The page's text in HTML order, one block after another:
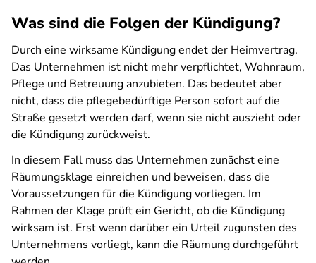
Was sind die Folgen der Kündigung?
Durch eine wirksame Kündigung endet der Heimvertrag.
Das Unternehmen ist nicht mehr verpflichtet, Wohnraum,
Pflege und Betreuung anzubieten. Das bedeutet aber
nicht, dass die pflegebedürftige Person sofort auf die
Straße gesetzt werden darf, wenn sie nicht auszieht oder
die Kündigung zurückweist.
In diesem Fall muss das Unternehmen zunächst eine
Räumungsklage einreichen und beweisen, dass die
Voraussetzungen für die Kündigung vorliegen. Im
Rahmen der Klage prüft ein Gericht, ob die Kündigung
wirksam ist. Erst wenn darüber ein Urteil zugunsten des
Unternehmens vorliegt, kann die Räumung durchgeführt